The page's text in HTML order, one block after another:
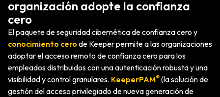
organización adopte la confianza
cero
El paquete de seguridad cibernética de confianza cero y
conocimiento cero de Keeper permite a las organizaciones
adoptar el acceso remoto de confianza cero para los
empleados distribuidos con una autenticación robusta y una
visibilidad y control granulares. KeeperPAM® (la solución de
gestión del acceso privilegiado de nueva generación de